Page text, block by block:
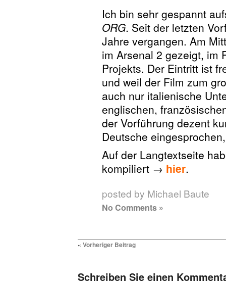
Ich bin sehr gespannt
ORG. Seit der letzten
Jahre vergangen. Am
im Arsenal 2 gezeigt, im
Projekts. Der Eintritt ist
und weil der Film zum
auch nur italienische
englischen,
der Vorführung dezent
Deutsche
Auf der Langtextseite
kompiliert → hier.
posted by Michael Baute
No Comments »
« Vorheriger Beitrag
Schreiben Sie einen